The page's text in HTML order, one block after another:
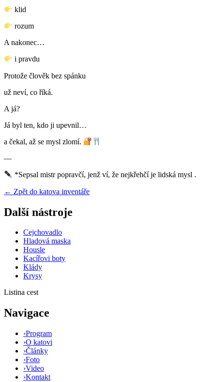
klid
rozum
A nakonec…
i pravdu
Protože člověk bez spánku
už neví, co říká.
A já?
Já byl ten, kdo ji upevnil…
a čekal, až se mysl zlomí.
—
*Sepsal mistr popravčí, jenž ví, že nejkřehčí je lidská mysl .
← Zpět do katova inventáře
Další nástroje
Cejchovadlo
Hladová maska
Housle
Kacířovi boty
Klády
Krysy
Listina cest
Navigace
›Program
›O katovi
›Články
›Foto
›Video
›Kontakt